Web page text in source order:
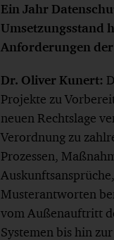
Ein Jahr
Umsetzungsstand
Anforderungen
Dr. Oliver Kunert:
Projekte zu
neuen Rechtslage
Verordnung zu
Prozessen,
Musterantworten
vom Außenauftritt
Systemen bis hin